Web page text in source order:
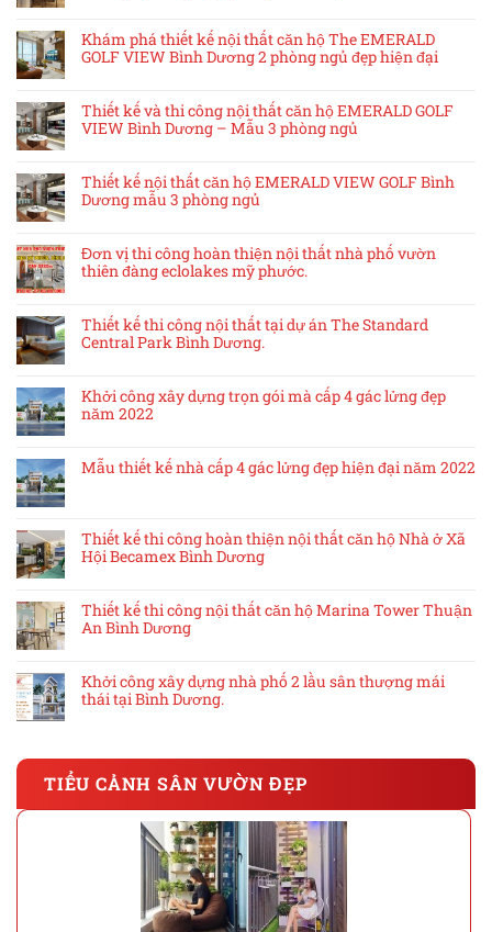
Khám phá thiết kế nội thất căn hộ The EMERALD
GOLF VIEW Bình Dương 2 phòng ngủ đẹp hiện đại
Thiết kế và thi công nội thất căn hộ EMERALD GOLF
VIEW Bình Dương – Mẫu 3 phòng ngủ
Thiết kế nội thất căn hộ EMERALD VIEW GOLF Bình
Dương mẫu 3 phòng ngủ
Đơn vị thi công hoàn thiện nội thất nhà phố vườn
thiên đàng eclolakes mỹ phước.
Thiết kế thi công nội thất tại dự án The Standard
Central Park Bình Dương.
Khởi công xây dựng trọn gói mà cấp 4 gác lửng đẹp
năm 2022
Mẫu thiết kế nhà cấp 4 gác lửng đẹp hiện đại năm 2022
Thiết kế thi công hoàn thiện nội thất căn hộ Nhà ở Xã
Hội Becamex Bình Dương
Thiết kế thi công nội thất căn hộ Marina Tower Thuận
An Bình Dương
Khởi công xây dựng nhà phố 2 lầu sân thượng mái
thái tại Bình Dương.
TIỂU CẢNH SÂN VƯỜN ĐẸP